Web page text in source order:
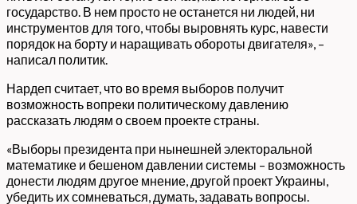
государство. В нем просто не останется ни людей, ни
инструментов для того, чтобы выровнять курс, навести
порядок на борту и наращивать обороты двигателя», –
написал политик.
Нардеп считает, что во время выборов получит
возможность вопреки политическому давлению
рассказать людям о своем проекте страны.
«Выборы президента при нынешней электоральной
математике и бешеном давлении системы – возможность
донести людям другое мнение, другой проект Украины,
убедить их сомневаться, думать, задавать вопросы.